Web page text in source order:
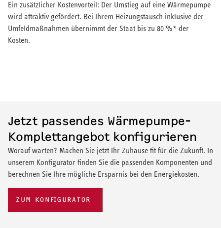
Ein zusätzlicher Kostenvorteil: Der Umstieg auf eine Wärmepumpe
wird attraktiv gefördert. Bei Ihrem Heizungstausch inklusive der
Umfeldmaßnahmen übernimmt der Staat bis zu 80 %* der
Kosten.
Jetzt passendes Wärmepumpe-
Komplettangebot konfigurieren
Worauf warten? Machen Sie jetzt Ihr Zuhause fit für die Zukunft. In
unserem Konfigurator finden Sie die passenden Komponenten und
berechnen Sie Ihre mögliche Ersparnis bei den Energiekosten.
ZUM KONFIGURATOR